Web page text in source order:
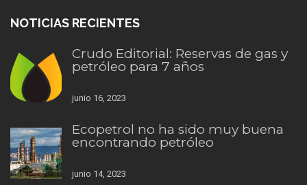
NOTICIAS RECIENTES
Crudo Editorial: Reservas de gas y
petróleo para 7 años
junio 16, 2023
Ecopetrol no ha sido muy buena
encontrando petróleo
junio 14, 2023